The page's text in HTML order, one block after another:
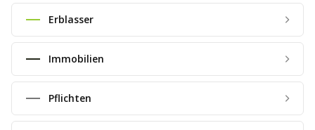
Erblasser
Immobilien
Pflichten